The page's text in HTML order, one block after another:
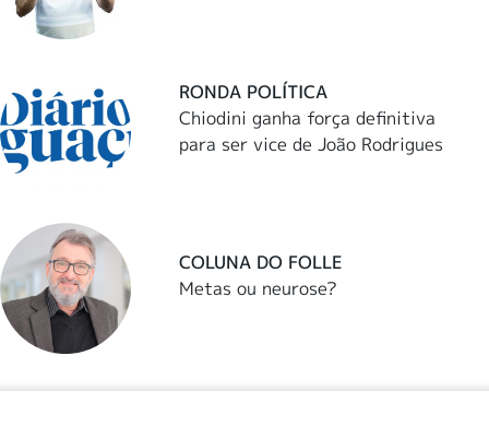
RONDA POLÍTICA
Chiodini ganha força definitiva
para ser vice de João Rodrigues
COLUNA DO FOLLE
Metas ou neurose?